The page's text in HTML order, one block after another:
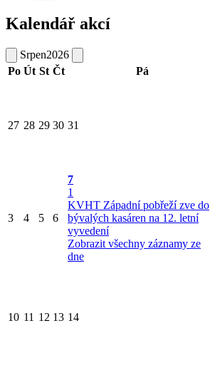
Kalendář akcí
Srpen2026
Po Út St Čt Pá
27 28 29 30 31
3 4 5 6
7
1
KVHT Západní pobřeží zve do
bývalých kasáren na 12. letní
vyvedení
Zobrazit všechny záznamy ze
dne
10 11 12 13 14